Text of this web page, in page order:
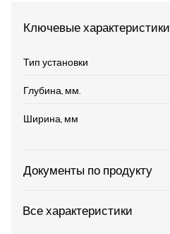
Ключевые характеристики
Тип установки
Глубина, мм.
Ширина, мм
Документы по продукту
Все характеристики